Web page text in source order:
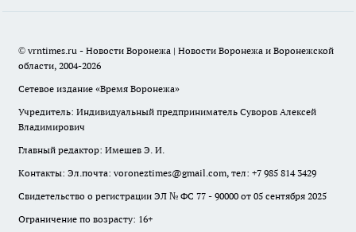
© vrntimes.ru - Новости Воронежа | Новости Воронежа и Воронежской
области, 2004-2026
Сетевое издание «Время Воронежа»
Учредитель: Индивидуальный предприниматель Суворов Алексей
Владимирович
Главный редактор: Имешев Э. И.
Контакты: Эл.почта: voroneztimes@gmail.com, тел: +7 985 814 3429
Свидетельство о регистрации ЭЛ № ФС 77 - 90000 от 05 сентября 2025
Ограничение по возрасту: 16+